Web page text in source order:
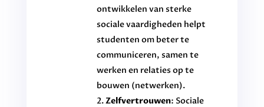
ontwikkelen van sterke
sociale vaardigheden helpt
studenten om beter te
communiceren, samen te
werken en relaties op te
bouwen (netwerken).
Zelfvertrouwen: Sociale